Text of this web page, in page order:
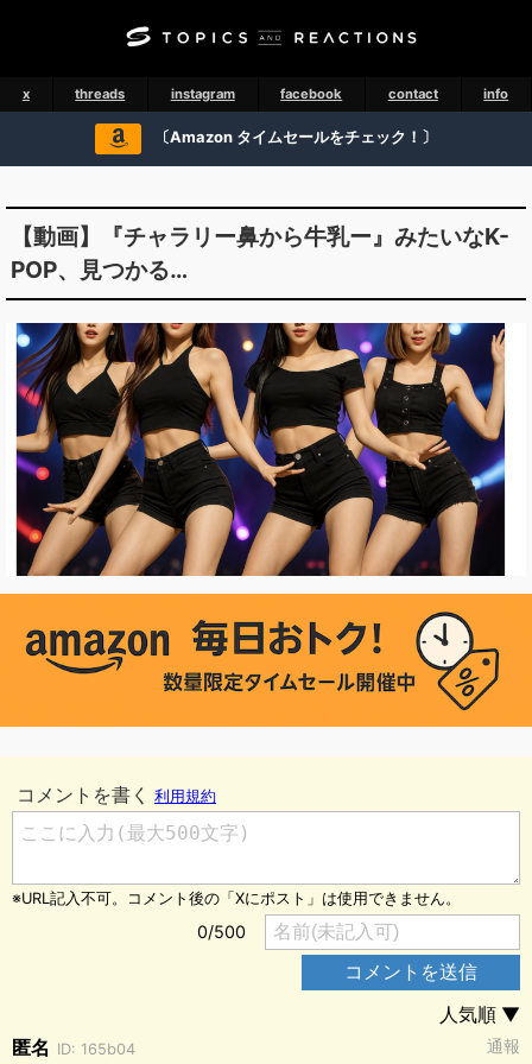
x threads instagram facebook contact info
〔Amazon タイムセールをチェック！〕
【動画】『チャラリー鼻から牛乳ー』みたいなK-
POP、見つかる…